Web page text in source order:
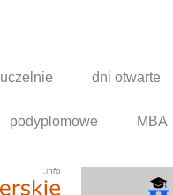
uczelnie dni otwarte
podyplomowe MBA